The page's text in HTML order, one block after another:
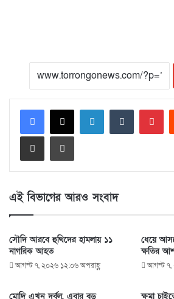
LinkedIn
এই বিভাগের আরও সংবাদ
সৌদি আরবে হুথিদের হামলায় ১১
নাগরিক আহত
আগস্ট ৭, ২০২৬ ১২:০৬ অপরাহ্ণ
ধেয়ে
ক্ষতির
আগস্ট ৭,
মোদি এখন দুর্বল, এবার বড়
ক্ষমা